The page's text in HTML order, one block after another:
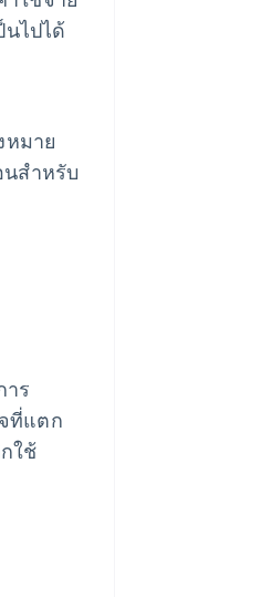
ไปได้
หมาย
สําหรับ
าร
ที่แตก
ใช้